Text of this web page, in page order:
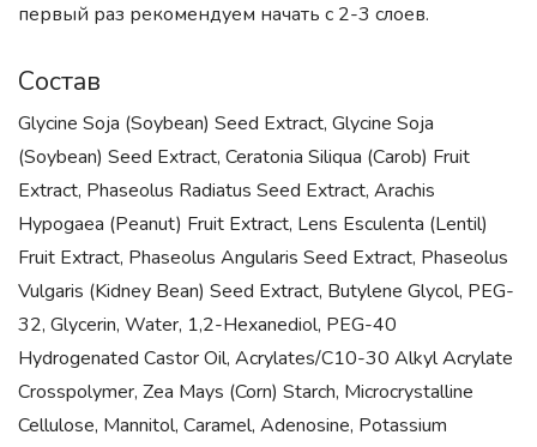
первый раз рекомендуем начать с 2-3 слоев.
Состав
Glycine Soja (Soybean) Seed Extract, Glycine Soja
(Soybean) Seed Extract, Ceratonia Siliqua (Carob) Fruit
Extract, Phaseolus Radiatus Seed Extract, Arachis
Hypogaea (Peanut) Fruit Extract, Lens Esculenta (Lentil)
Fruit Extract, Phaseolus Angularis Seed Extract, Phaseolus
Vulgaris (Kidney Bean) Seed Extract, Butylene Glycol, PEG-
32, Glycerin, Water, 1,2-Hexanediol, PEG-40
Hydrogenated Castor Oil, Acrylates/C10-30 Alkyl Acrylate
Crosspolymer, Zea Mays (Corn) Starch, Microcrystalline
Cellulose, Mannitol, Caramel, Adenosine, Potassium